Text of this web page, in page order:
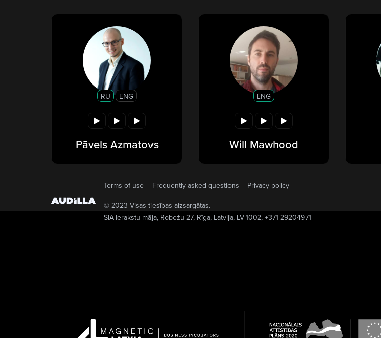
RU ENG
Pāvels Azmatovs
ENG
Will Mawhood
Terms of use Frequently asked questions
Privacy policy
© 2023 Visas tiesības aizsargātas.
SIA Ierakstu māja, Robežu 27, Rīga, Latvija, LV-1002, +371 29204971